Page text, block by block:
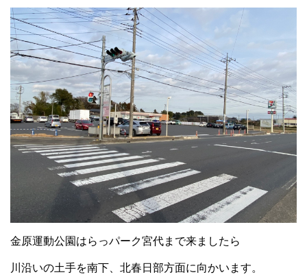
金原運動公園はらっパーク宮代まで来ましたら
川沿いの土手を南下、北春日部方面に向かいます。